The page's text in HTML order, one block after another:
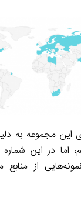
این مجموعه به
اما در این
از منابع